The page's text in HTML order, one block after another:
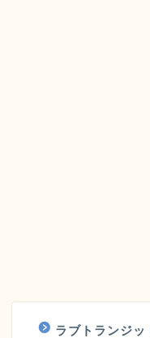
ラブトランジッ